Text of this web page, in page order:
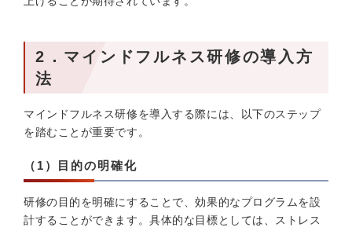
2．マインドフルネス研修の導入方
法
マインドフルネス研修を導入する際には、以下のステップ
を踏むことが重要です。
（1）目的の明確化
研修の目的を明確にすることで、効果的なプログラムを設
計することができます。具体的な目標としては、ストレス